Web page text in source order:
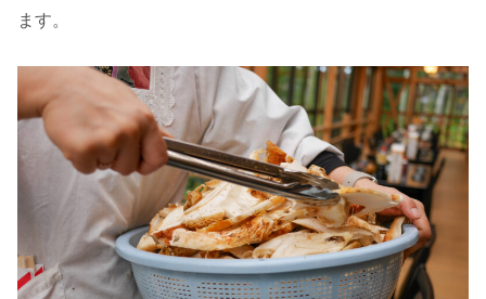
ます。